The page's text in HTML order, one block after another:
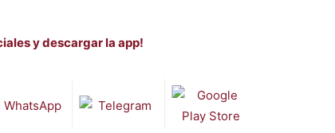
y descargar la app!